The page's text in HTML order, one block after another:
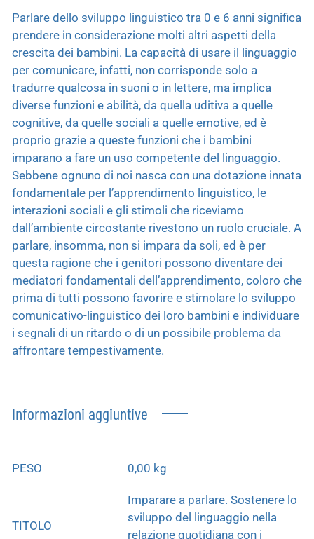
Parlare dello sviluppo linguistico tra 0 e 6 anni significa
prendere in considerazione molti altri aspetti della
crescita dei bambini. La capacità di usare il linguaggio
per comunicare, infatti, non corrisponde solo a
tradurre qualcosa in suoni o in lettere, ma implica
diverse funzioni e abilità, da quella uditiva a quelle
cognitive, da quelle sociali a quelle emotive, ed è
proprio grazie a queste funzioni che i bambini
imparano a fare un uso competente del linguaggio.
Sebbene ognuno di noi nasca con una dotazione innata
fondamentale per l’apprendimento linguistico, le
interazioni sociali e gli stimoli che riceviamo
dall’ambiente circostante rivestono un ruolo cruciale. A
parlare, insomma, non si impara da soli, ed è per
questa ragione che i genitori possono diventare dei
mediatori fondamentali dell’apprendimento, coloro che
prima di tutti possono favorire e stimolare lo sviluppo
comunicativo-linguistico dei loro bambini e individuare
i segnali di un ritardo o di un possibile problema da
affrontare tempestivamente.
Informazioni aggiuntive
PESO 0,00 kg
TITOLO
Imparare a parlare. Sostenere lo
sviluppo del linguaggio nella
relazione quotidiana con i